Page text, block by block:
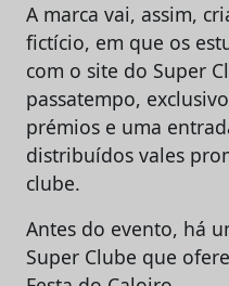
A marca vai, assim,
fictício, em que os
com o site do Super
passatempo,
prémios e uma
distribuídos vales
clube.
Antes do evento, há
Super Clube que